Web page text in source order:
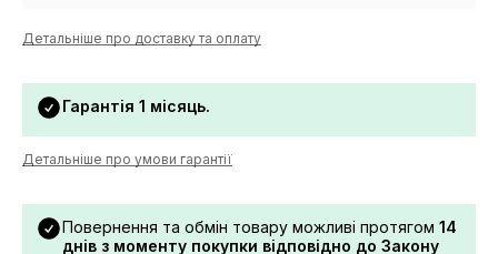
Детальніше про доставку та оплату
Гарантія 1 місяць.
Детальніше про умови гарантії
Повернення та обмін товару можливі протягом 14
днів з моменту покупки відповідно до Закону